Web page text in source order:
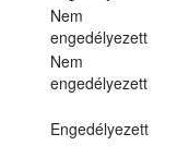
Nem
engedélyezett
Nem
engedélyezett
Engedélyezett